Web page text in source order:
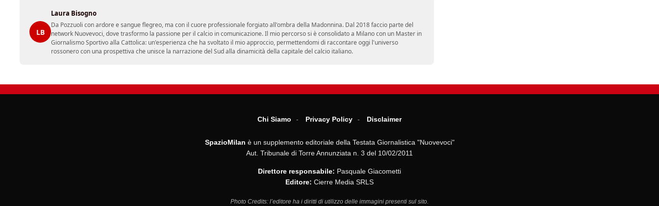
LB
Laura Bisogno
Da Pozzuoli con ardore e sangue flegreo, ma con il cuore professionale forgiato all'ombra della Madonnina. Dal 2018 faccio parte del
network Nuovevoci, dove trasformo la passione per il calcio in comunicazione. Il mio percorso si è consolidato a Milano con un Master in
Giornalismo Sportivo alla Cattolica: un'esperienza che ha svoltato il mio approccio, permettendomi di raccontare oggi l'universo
rossonero con una prospettiva che unisce la narrazione del Sud alla dinamicità della capitale del calcio italiano.
Chi Siamo Privacy Policy Disclaimer
SpazioMilan è un supplemento editoriale della Testata Giornalistica "Nuovevoci"
Aut. Tribunale di Torre Annunziata n. 3 del 10/02/2011
Direttore responsabile: Pasquale Giacometti
Editore: Cierre Media SRLS
Photo Credits: l’editore ha i diritti di utilizzo delle immagini presenti sul sito.